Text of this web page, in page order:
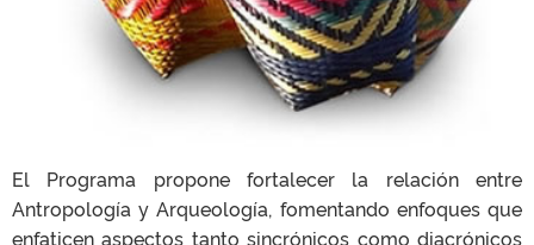
El Programa propone fortalecer la relación entre
Antropología y Arqueología, fomentando enfoques que
enfaticen aspectos tanto sincrónicos como diacrónicos